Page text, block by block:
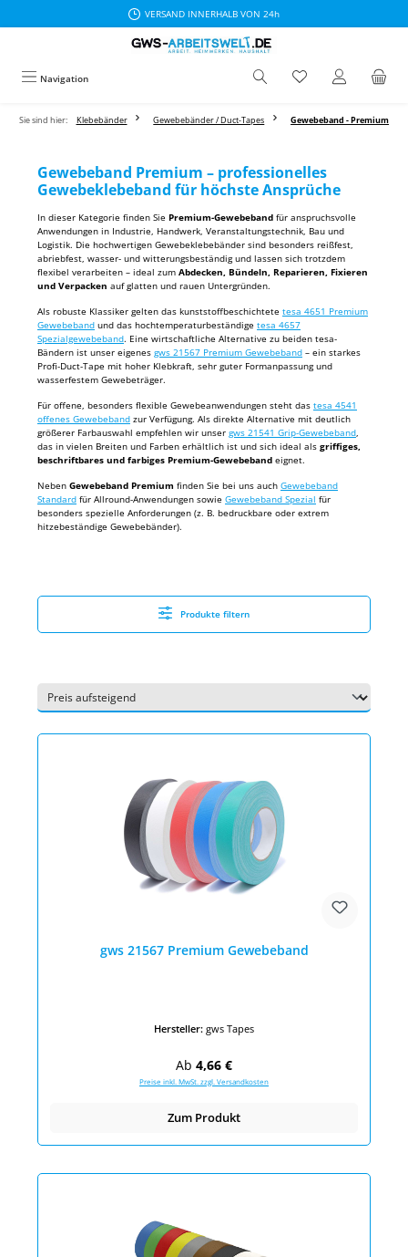
VERSAND INNERHALB VON 24h
Navigation
Sie sind hier: Klebebänder Gewebebänder / Duct-Tapes Gewebeband - Premium
Gewebeband Premium – professionelles
Gewebeklebeband für höchste Ansprüche
In dieser Kategorie finden Sie Premium-Gewebeband für anspruchsvolle
Anwendungen in Industrie, Handwerk, Veranstaltungstechnik, Bau und
Logistik. Die hochwertigen Gewebeklebebänder sind besonders reißfest,
abriebfest, wasser- und witterungsbeständig und lassen sich trotzdem
flexibel verarbeiten – ideal zum Abdecken, Bündeln, Reparieren, Fixieren
und Verpacken auf glatten und rauen Untergründen.
Als robuste Klassiker gelten das kunststoffbeschichtete tesa 4651 Premium
Gewebeband und das hochtemperaturbeständige tesa 4657
Spezialgewebeband. Eine wirtschaftliche Alternative zu beiden tesa-
Bändern ist unser eigenes gws 21567 Premium Gewebeband – ein starkes
Profi-Duct-Tape mit hoher Klebkraft, sehr guter Formanpassung und
wasserfestem Gewebeträger.
Für offene, besonders flexible Gewebeanwendungen steht das tesa 4541
offenes Gewebeband zur Verfügung. Als direkte Alternative mit deutlich
größerer Farbauswahl empfehlen wir unser gws 21541 Grip-Gewebeband,
das in vielen Breiten und Farben erhältlich ist und sich ideal als griffiges,
beschriftbares und farbiges Premium-Gewebeband eignet.
Neben Gewebeband Premium finden Sie bei uns auch Gewebeband
Standard für Allround-Anwendungen sowie Gewebeband Spezial für
besonders spezielle Anforderungen (z. B. bedruckbare oder extrem
hitzebeständige Gewebebänder).
Produkte filtern
gws 21567 Premium Gewebeband
Hersteller: gws Tapes
Regulärer Preis:
Ab 4,66 €
Preise inkl. MwSt. zzgl. Versandkosten
Zum Produkt